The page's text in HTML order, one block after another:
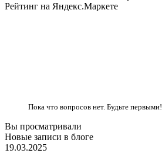
Рейтинг на Яндекс.Маркете
Пока что вопросов нет. Будьте первыми!
Вы просматривали
Новые записи в блоге
19.03.2025